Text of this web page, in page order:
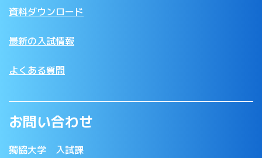
資料ダウンロード
最新の入試情報
よくある質問
お問い合わせ
獨協大学 入試課